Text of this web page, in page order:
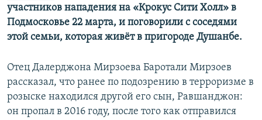
участников нападения на «Крокус Сити Холл» в
Подмосковье 22 марта, и поговорили с соседями
этой семьи, которая живёт в пригороде Душанбе.
Отец Далерджона Мирзоева Баротали Мирзоев
рассказал, что ранее по подозрению в терроризме в
розыске находился другой его сын, Равшанджон:
он пропал в 2016 году, после того как отправился